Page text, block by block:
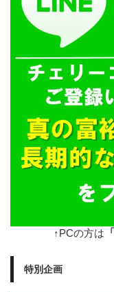
↑PCの方は
特別企画